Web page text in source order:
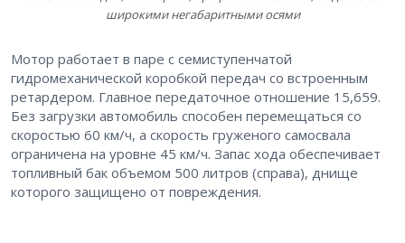
широкими негабаритными осями
Мотор работает в паре с семиступенчатой
гидромеханической коробкой передач со встроенным
ретардером. Главное передаточное отношение 15,659.
Без загрузки автомобиль способен перемещаться со
скоростью 60 км/ч, а скорость груженого самосвала
ограничена на уровне 45 км/ч. Запас хода обеспечивает
топливный бак объемом 500 литров (справа), днище
которого защищено от повреждения.